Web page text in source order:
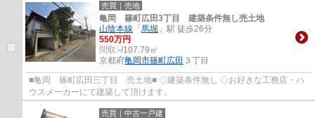
売買｜売地
亀岡 篠町広田3丁目 建築条件無し売土地
山陰本線 「馬堀 」駅 徒歩26分
550万円
間取:-/107.79㎡
京都府亀岡市篠町広田 ３丁目
■亀岡 篠町広田三丁目 売土地■ ◇建築条件無し ◇お好きな工務店・ハ
ウスメーカーにて建築して頂けます。
売買｜中古一戸建